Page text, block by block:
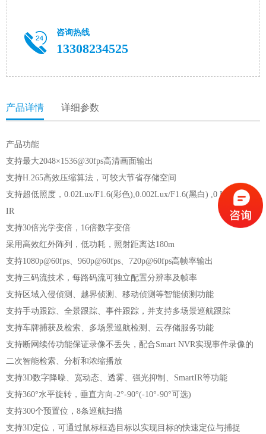
咨询热线
13308234525
产品详情 详细参数
产品功能
支持最大2048×1536@30fps高清画面输出
支持H.265高效压缩算法，可较大节省存储空间
支持超低照度，0.02Lux/F1.6(彩色),0.002Lux/F1.6(黑白) ,0 Lux with
IR
支持30倍光学变倍，16倍数字变倍
采用高效红外阵列，低功耗，照射距离达180m
支持1080p@60fps、960p@60fps、720p@60fps高帧率输出
支持三码流技术，每路码流可独立配置分辨率及帧率
支持区域入侵侦测、越界侦测、移动侦测等智能侦测功能
支持手动跟踪、全景跟踪、事件跟踪，并支持多场景巡航跟踪
支持车牌捕获及检索、多场景巡航检测、云存储服务功能
支持断网续传功能保证录像不丢失，配合Smart NVR实现事件录像的
二次智能检索、分析和浓缩播放
支持3D数字降噪、宽动态、透雾、强光抑制、SmartIR等功能
支持360°水平旋转，垂直方向-2°-90°(-10°-90°可选)
支持300个预置位，8条巡航扫描
支持3D定位，可通过鼠标框选目标以实现目标的快速定位与捕捉